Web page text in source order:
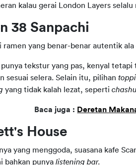
kalau gerai London Layers
38 Sanpachi
ramen yang benar-benar autentik
tekstur yang pas, kenyal tetapi
sesuai selera. Selain itu, pilihan
yang tidak kalah lezat, seperti chashu
Baca juga : Deretan
House
yang menggoda, suasana kafe
bahkan punya listening bar.